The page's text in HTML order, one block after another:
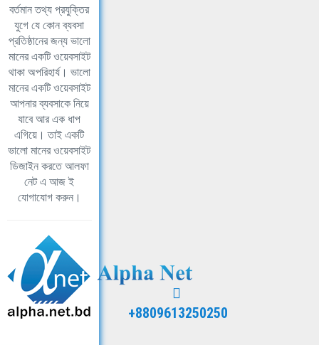
বর্তমান তথ্য প্রযুক্তির
যুগে যে কোন ব্যবসা
প্রতিষ্ঠানের জন্য ভালো
মানের একটি ওয়েবসাইট
থাকা অপরিহার্য। ভালো
মানের একটি ওয়েবসাইট
আপনার ব্যবসাকে নিয়ে
যাবে আর এক ধাপ
এগিয়ে। তাই একটি
ভালো মানের ওয়েবসাইট
ডিজাইন করতে আলফা
নেট এ আজ ই
যোগাযোগ করুন।
+8809613250250